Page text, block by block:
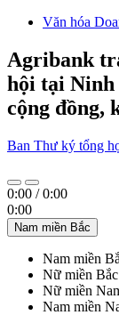
Văn hóa
Agribank
hội tại
cộng đồng,
Ban Thư ký tổng
0:00 /0:00
0:00
Nam miền Bắc
Nam miền
Nữ miền Bắc
Nữ miền
Nam miền